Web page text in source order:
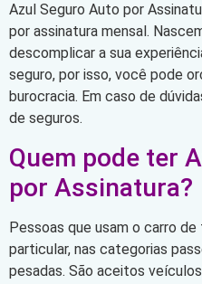
Azul Seguro Auto por
por assinatura mensal.
descomplicar a sua
seguro, por isso, você pode
burocracia. Em caso de
de seguros.
Quem pode ter
por Assinatura?
Pessoas que usam o carro
particular, nas categorias
pesadas. São aceitos